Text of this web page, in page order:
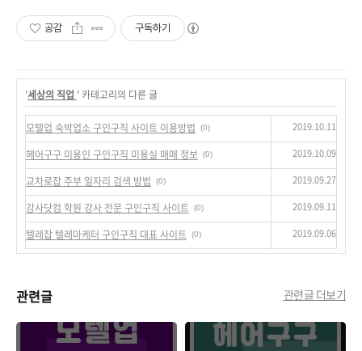
공감 구독하기
'세상의 직업 ' 카테고리의 다른 글
모텔업 숙박업소 구인구직 사이트 이용방법 (0) 2019.10.11
헤어구구 미용인 구인구직 미용실 매매 정보 (0) 2019.10.09
교차로잡 주부 일자리 검색 방법 (0) 2019.09.27
강사닷컴 학원 강사 전문 구인구직 사이트 (0) 2019.09.11
텔레잡 텔레마케터 구인구직 대표 사이트 (0) 2019.09.06
관련글 관련글 더보기